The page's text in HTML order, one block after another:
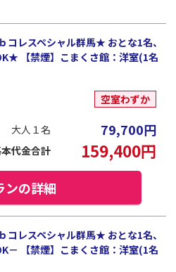
コレスペシャル群馬★ おとな1名、
【禁煙】こまくさ館：洋室(1名
空室わずか
大人１名 79,700円
代金合計 159,400円
ンの詳細
コレスペシャル群馬★ おとな1名、
－ 【禁煙】こまくさ館：洋室(1名